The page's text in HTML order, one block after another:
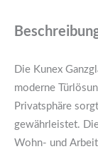
Die Kunex
moderne
Privatsphäre
gewährleistet.
Wohn- und